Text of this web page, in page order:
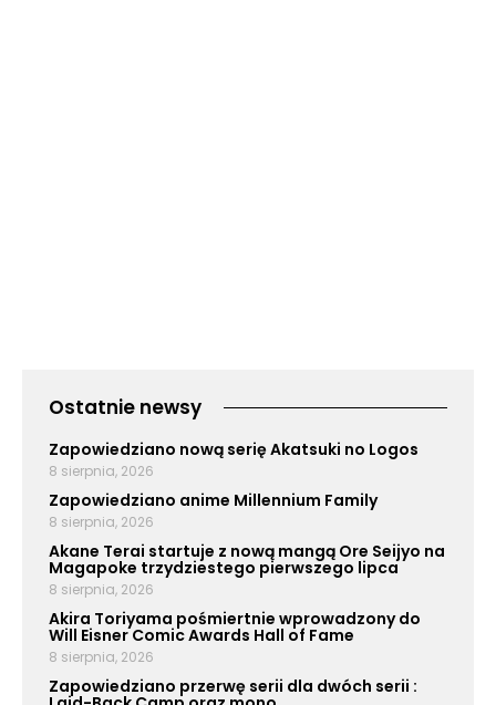
Ostatnie newsy
Zapowiedziano nową serię Akatsuki no Logos
8 sierpnia, 2026
Zapowiedziano anime Millennium Family
8 sierpnia, 2026
Akane Terai startuje z nową mangą Ore Seijyo na
Magapoke trzydziestego pierwszego lipca
8 sierpnia, 2026
Akira Toriyama pośmiertnie wprowadzony do
Will Eisner Comic Awards Hall of Fame
8 sierpnia, 2026
Zapowiedziano przerwę serii dla dwóch serii :